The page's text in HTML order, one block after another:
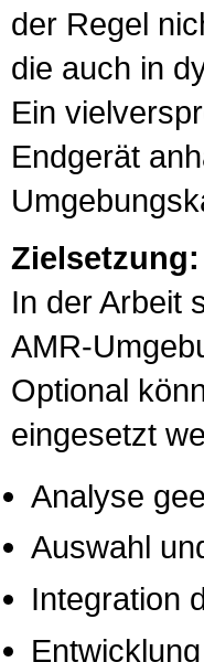
der Regel
die auch in
Ein
Endgerät
Zielsetzung:
In der Arbeit
AMR-
Optional
eingesetzt
Analyse
Auswahl
Integration